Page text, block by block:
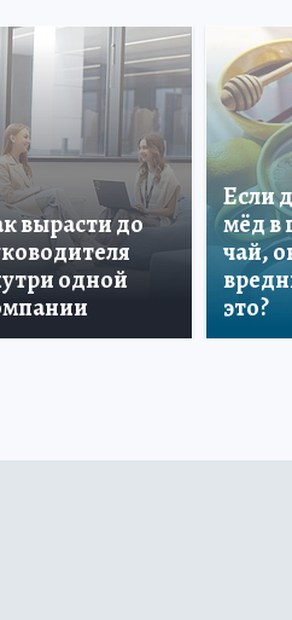
вырасти до
одной
Если
мёд в
чай,
это?